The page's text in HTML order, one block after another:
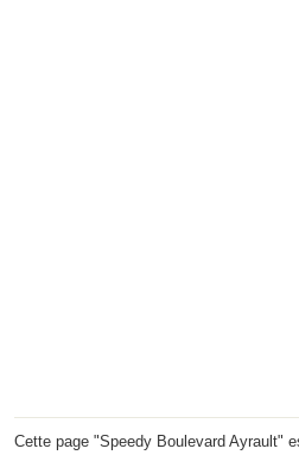
Cette page "Speedy Boulevard Ayrault"